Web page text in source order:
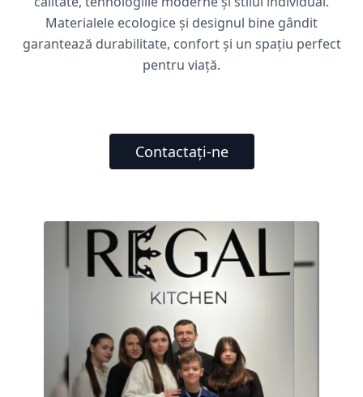
Materialele ecologice și designul bine gândit
garantează durabilitate, confort și un spațiu perfect
pentru viață.
Contactați-ne